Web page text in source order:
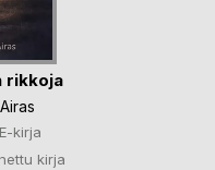
rikkoja
E-kirja
kirja